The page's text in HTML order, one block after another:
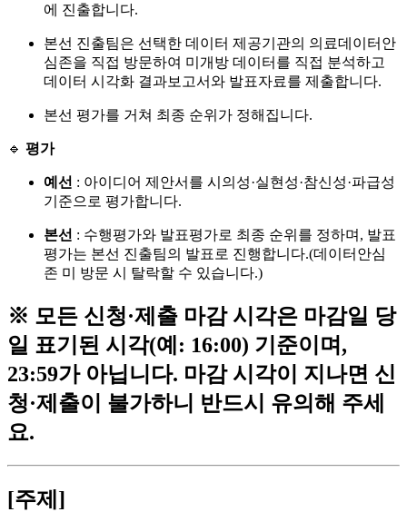
에 진출합니다.
본선 진출팀은 선택한 데이터 제공기관의 의료데이터안
심존을 직접 방문하여 미개방 데이터를 직접 분석하고
데이터 시각화 결과보고서와 발표자료를 제출합니다.
본선 평가를 거쳐 최종 순위가 정해집니다.
🔹 평가
예선 : 아이디어 제안서를 시의성·실현성·참신성·파급성
기준으로 평가합니다.
본선 : 수행평가와 발표평가로 최종 순위를 정하며, 발표
평가는 본선 진출팀의 발표로 진행합니다.(데이터안심
존 미 방문 시 탈락할 수 있습니다.)
※ 모든 신청·제출 마감 시각은 마감일 당
일 표기된 시각(예: 16:00) 기준이며,
23:59가 아닙니다. 마감 시각이 지나면 신
청·제출이 불가하니 반드시 유의해 주세
요.
[주제]